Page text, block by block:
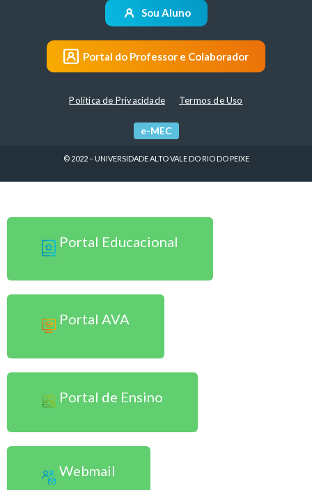
Portal do Professor e Colaborador
Sou Aluno
Política de Privacidade Termos de Uso
e-MEC
© 2022 – UNIVERSIDADE ALTO VALE DO RIO DO PEIXE
Portal Educacional
Portal AVA
Portal de Ensino
Webmail